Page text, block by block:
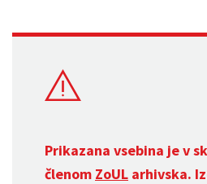
Prikazana vsebina je v
členom ZoUL arhivska.